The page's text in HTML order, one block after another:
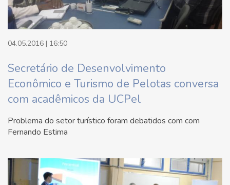
04.05.2016 | 16:50
Secretário de Desenvolvimento
Econômico e Turismo de Pelotas conversa
com acadêmicos da UCPel
Problema do setor turístico foram debatidos com com
Fernando Estima